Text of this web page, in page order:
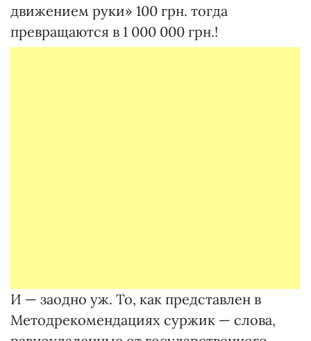
движением руки» 100 грн. тогда
превращаются в 1 000 000 грн.!
И — заодно уж. То, как представлен в
Методрекомендациях суржик — слова,